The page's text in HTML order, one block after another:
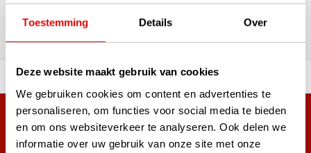
Toestemming Details Over
Deze website maakt gebruik van cookies
We gebruiken cookies om content en advertenties te
personaliseren, om functies voor social media te bieden
en om ons websiteverkeer te analyseren. Ook delen we
informatie over uw gebruik van onze site met onze
Bewertungen: Das sagen unsere
Kunden
an Top-Marken! Vor 15:00 Uhr bestellt,
Mehr als 38.000 Kunden haben sich bereits
angemeldet.